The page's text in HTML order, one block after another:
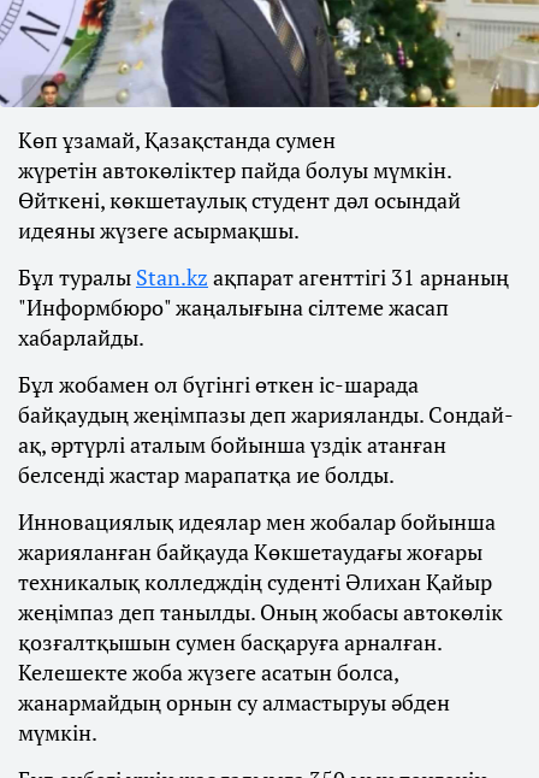
Көп ұзамай, Қазақстанда сумен
жүретін автокөліктер пайда болуы мүмкін.
Өйткені, көкшетаулық студент дәл осындай
идеяны жүзеге асырмақшы.
Бұл туралы Stan.kz ақпарат агенттігі 31 арнаның
"Информбюро" жаңалығына сілтеме жасап
хабарлайды.
Бұл жобамен ол бүгінгі өткен іс-шарада
байқаудың жеңімпазы деп жарияланды. Сондай-
ақ, әртүрлі аталым бойынша үздік атанған
белсенді жастар марапатқа ие болды.
Инновациялық идеялар мен жобалар бойынша
жарияланған байқауда Көкшетаудағы жоғары
техникалық колледждің суденті Әлихан Қайыр
жеңімпаз деп танылды. Оның жобасы автокөлік
қозғалтқышын сумен басқаруға арналған.
Келешекте жоба жүзеге асатын болса,
жанармайдың орнын су алмастыруы әбден
мүмкін.